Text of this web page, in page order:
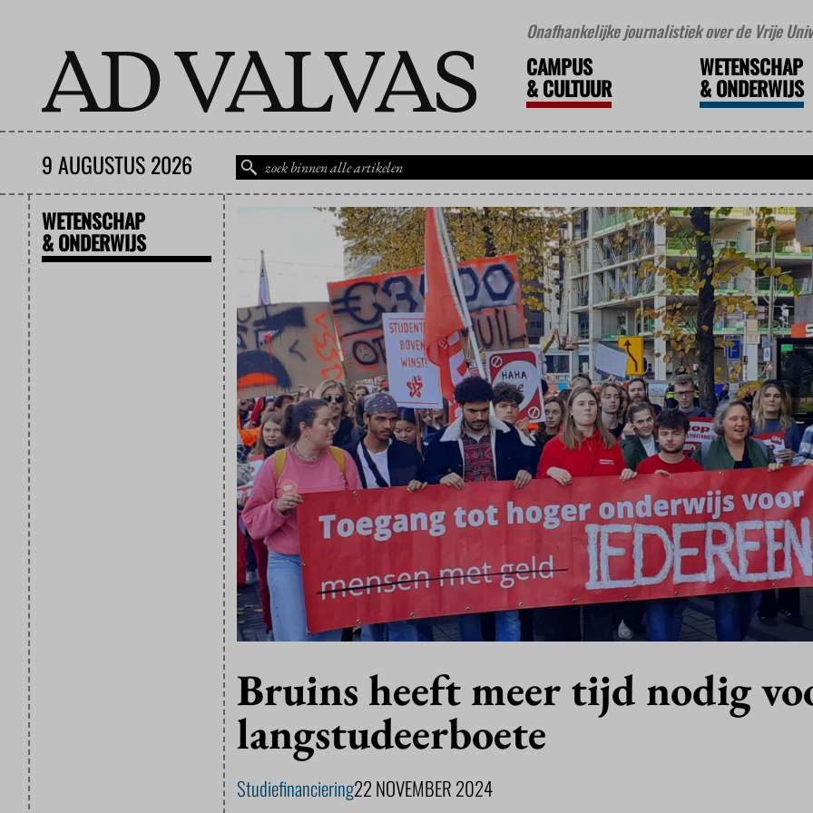
Onafhankelijke journalistiek over de Vrije
CAMPUS
&CULTUUR
WETENSCHAP
&ONDERWIJS
9 AUGUSTUS 2026
WETENSCHAP
& ONDERWIJS
Bruins heeft meer tijd nodig
langstudeerboete
Studiefinanciering22 NOVEMBER 2024